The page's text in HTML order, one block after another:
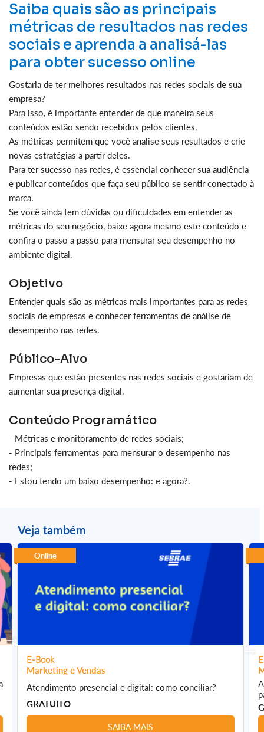
Saiba quais são as principais
métricas de resultados nas redes
sociais e aprenda a analisá-las
para obter sucesso online
Gostaria de ter melhores resultados nas redes sociais de sua
empresa?
Para isso, é importante entender de que maneira seus
conteúdos estão sendo recebidos pelos clientes.
As métricas permitem que você analise seus resultados e crie
novas estratégias a partir deles.
Para ter sucesso nas redes, é essencial conhecer sua audiência
e publicar conteúdos que faça seu público se sentir conectado à
marca.
Se você ainda tem dúvidas ou dificuldades em entender as
métricas do seu negócio, baixe agora mesmo este conteúdo e
confira o passo a passo para mensurar seu desempenho no
ambiente digital.
Objetivo
Entender quais são as métricas mais importantes para as redes
sociais de empresas e conhecer ferramentas de análise de
desempenho nas redes.
Público-Alvo
Empresas que estão presentes nas redes sociais e gostariam de
aumentar sua presença digital.
Conteúdo Programático
- Métricas e monitoramento de redes sociais;
- Principais ferramentas para mensurar o desempenho nas
redes;
- Estou tendo um baixo desempenho: e agora?.
Veja também
Online
E-Book
Marketing e Vendas
Atendimento presencial e digital: como conciliar?
GRATUITO
SAIBA MAIS